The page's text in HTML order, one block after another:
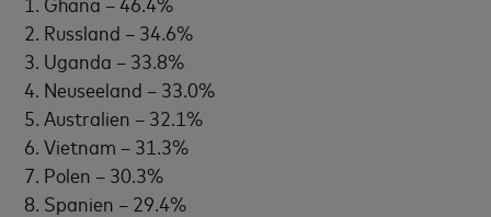
2. Russland – 34.6%
3. Uganda – 33.8%
4. Neuseeland – 33.0%
5. Australien – 32.1%
6. Vietnam – 31.3%
7. Polen – 30.3%
8. Spanien – 29.4%